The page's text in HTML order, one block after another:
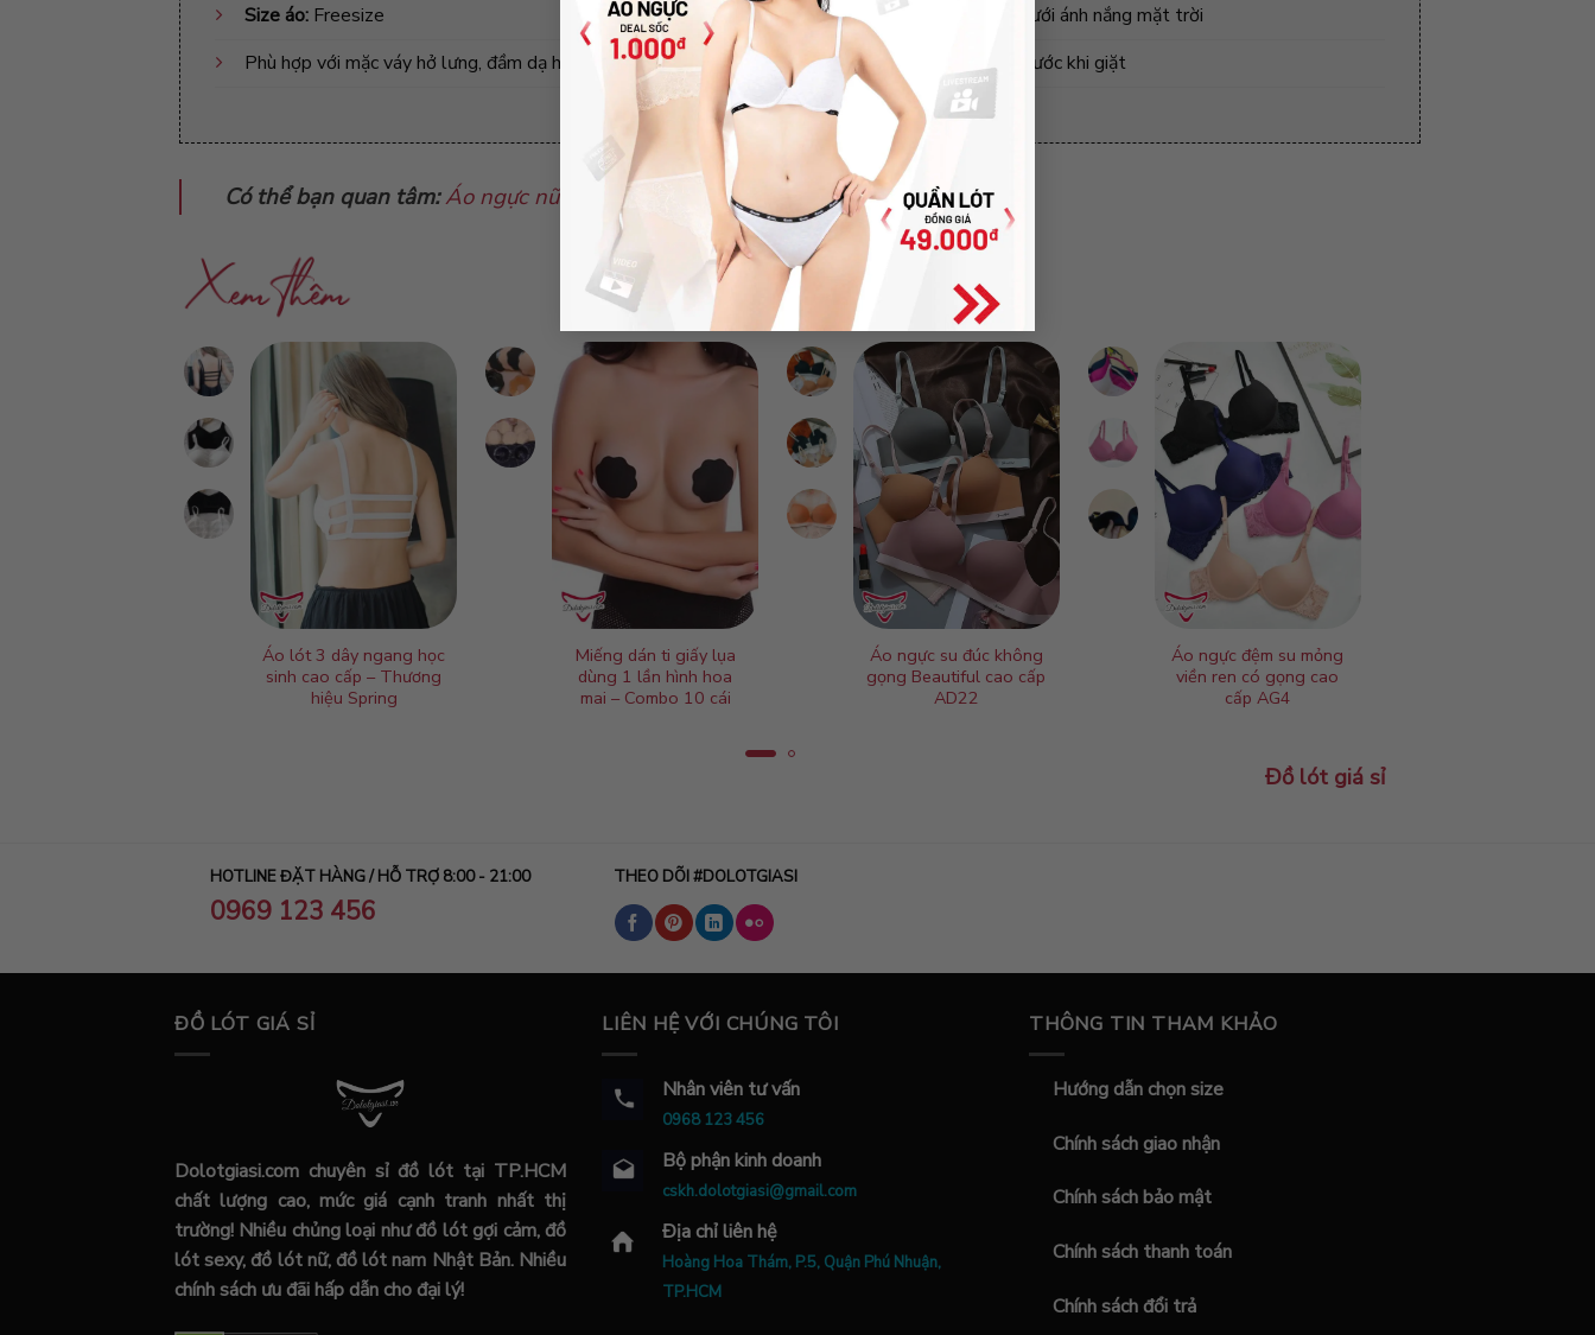
Size áo: Freesize
Phù hợp với mặc váy hở lưng, đầm dạ hội hoặc khoét cổ sâu
Không phơi trực tiếp dưới ánh nắng mặt trời
Nên lộn trái quần áo trước khi giặt
Có thể bạn quan tâm:Áo ngực nữ cao cấp -【TOP mẫu HOT nhất 2021! 】
Áo lót 3 dây ngang học
sinh cao cấp – Thương
hiệu Spring
Miếng dán ti giấy lụa
dùng 1 lần hình hoa
mai – Combo 10 cái
Áo ngực su đúc không
gọng Beautiful cao cấp
AD22
Áo ngực đệm su mỏng
viền ren có gọng cao
cấp AG4
Đồ lót giá sỉ
HOTLINE ĐẶT HÀNG / HỖ TRỢ 8:00 - 21:00
0969 123 456
THEO DÕI #DOLOTGIASI
ĐỒ LÓT GIÁ SỈ
Dolotgiasi.com chuyên sỉ đồ lót tại TP.HCM
chất lượng cao, mức giá cạnh tranh nhất thị
trường! Nhiều chủng loại như đồ lót gợi cảm, đồ
lót sexy, đồ lót nữ, đồ lót nam Nhật Bản. Nhiều
chính sách ưu đãi hấp dẫn cho đại lý!
LIÊN HỆ VỚI CHÚNG TÔI
Nhân viên tư vấn
0968 123 456
Bộ phận kinh doanh
cskh.dolotgiasi@gmail.com
Địa chỉ liên hệ
Hoàng Hoa Thám, P.5, Quận Phú Nhuận,
TP.HCM
THÔNG TIN THAM KHẢO
Hướng dẫn chọn size
Chính sách giao nhận
Chính sách bảo mật
Chính sách thanh toán
Chính sách đổi trả